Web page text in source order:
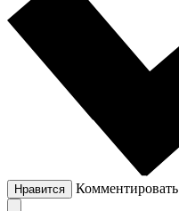
Нравится Комментировать